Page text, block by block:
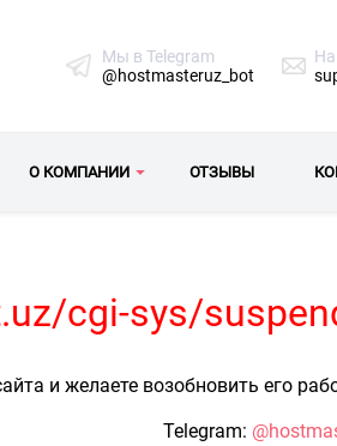
Мы в Telegram
@hostmasteruz_bot
О КОМПАНИИ ОТЗЫВЫ
cgi-sys/
и желаете возобновить его
Telegram: